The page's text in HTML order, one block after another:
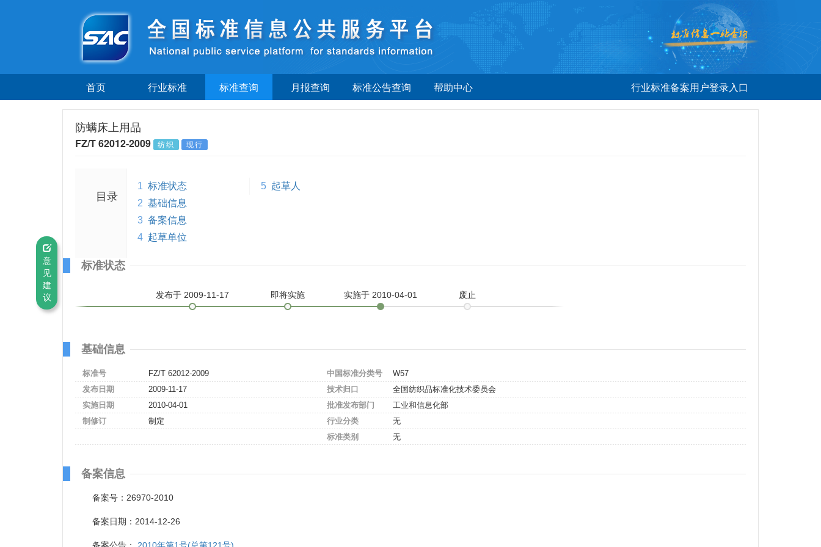
首页 行业标准 标准查询 月报查询 标准公告查询 帮助中心 行业标准备案用户登录入口
意
见
建
议
防螨床上用品
FZ/T 62012-2009 纺织 现行
目录
1 标准状态
2 基础信息
3 备案信息
4 起草单位
5 起草人
标准状态
发布于 2009-11-17 即将实施 实施于 2010-04-01 废止
基础信息
标准号
FZ/T 62012-2009
发布日期
2009-11-17
实施日期
2010-04-01
制修订
制定
中国标准分类号
W57
技术归口
全国纺织品标准化技术委员会
批准发布部门
工业和信息化部
行业分类
无
标准类别
无
备案信息
备案号：26970-2010
备案日期：2014-12-26